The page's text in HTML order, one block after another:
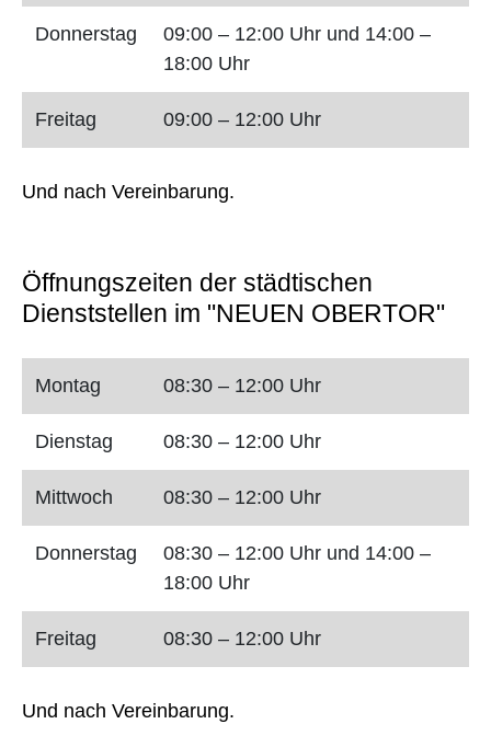
Donnerstag
09:00 – 12:00 Uhr und 14:00 –
18:00 Uhr
Freitag 09:00 – 12:00 Uhr
Und nach Vereinbarung.
Öffnungszeiten der städtischen
Dienststellen im "NEUEN OBERTOR"
Montag 08:30 – 12:00 Uhr
Dienstag 08:30 – 12:00 Uhr
Mittwoch 08:30 – 12:00 Uhr
Donnerstag
08:30 – 12:00 Uhr und 14:00 –
18:00 Uhr
Freitag 08:30 – 12:00 Uhr
Und nach Vereinbarung.